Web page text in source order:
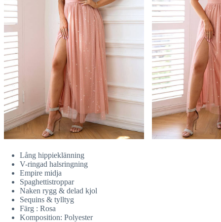
Lång hippieklänning
V-ringad halsringning
Empire midja
Spaghettistroppar
Naken rygg & delad kjol
Sequins & tylltyg
Färg : Rosa
Komposition: Polyester